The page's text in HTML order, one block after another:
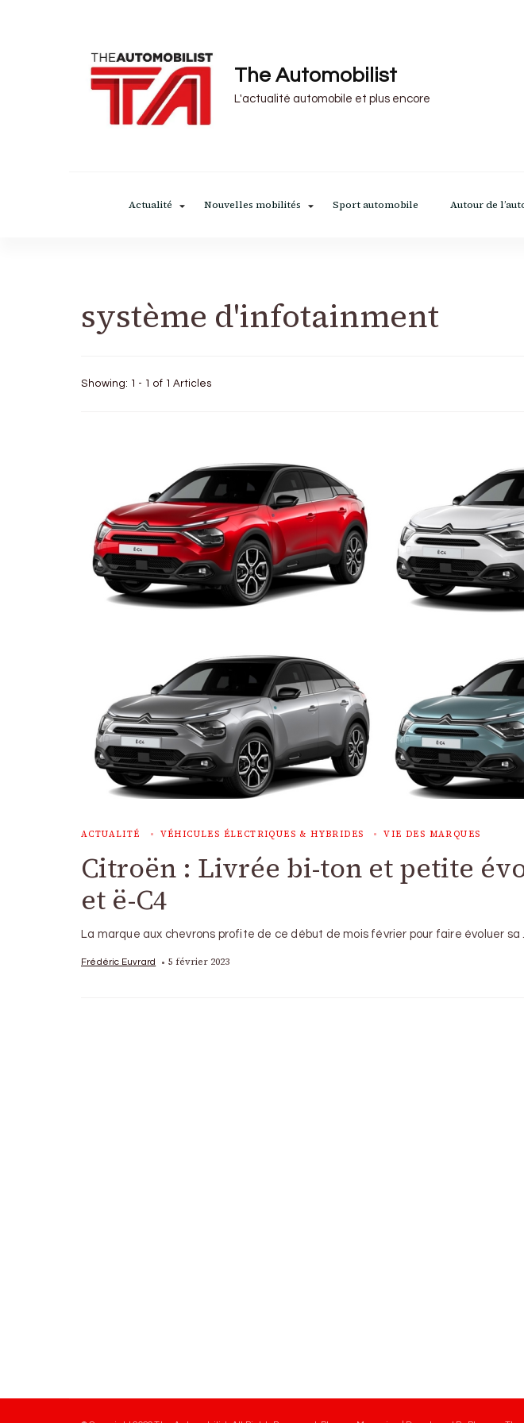
The Automobilist
L'actualité automobile et plus encore
Actualité Nouvelles mobilités Sport automobile Autour de
système d'infotainment
Showing: 1 - 1 of 1 Articles
ACTUALITÉ VÉHICULES ÉLECTRIQUES & HYBRIDES VIE DES MARQUES
Citroën : Livrée bi-ton et petite
et ë-C4
La marque aux chevrons profite de ce début de mois février pour faire évoluer sa
Frédéric Euvrard 5 février 2023